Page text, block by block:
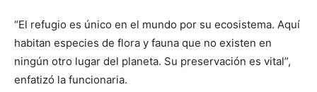
“El refugio es único en el mundo por su ecosistema. Aquí
habitan especies de flora y fauna que no existen en
ningún otro lugar del planeta. Su preservación es vital”,
enfatizó la funcionaria.